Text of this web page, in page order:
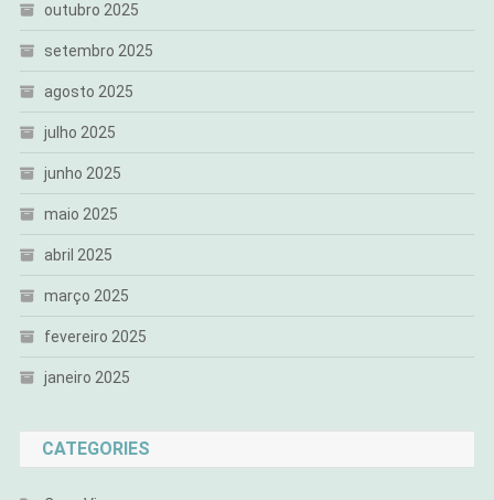
outubro 2025
setembro 2025
agosto 2025
julho 2025
junho 2025
maio 2025
abril 2025
março 2025
fevereiro 2025
janeiro 2025
CATEGORIES